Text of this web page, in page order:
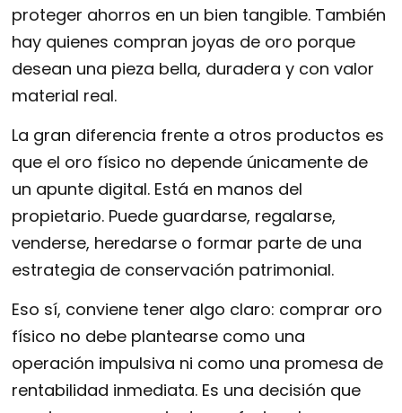
proteger ahorros en un bien tangible. También
hay quienes compran joyas de oro porque
desean una pieza bella, duradera y con valor
material real.
La gran diferencia frente a otros productos es
que el oro físico no depende únicamente de
un apunte digital. Está en manos del
propietario. Puede guardarse, regalarse,
venderse, heredarse o formar parte de una
estrategia de conservación patrimonial.
Eso sí, conviene tener algo claro: comprar oro
físico no debe plantearse como una
operación impulsiva ni como una promesa de
rentabilidad inmediata. Es una decisión que